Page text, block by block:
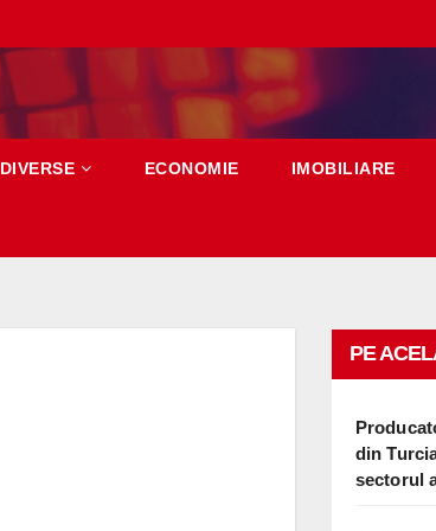
DIVERSE ECONOMIE IMOBILIARE
PE
din
sectorul